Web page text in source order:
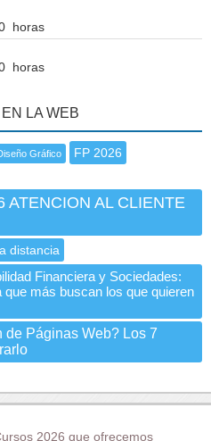
horas
horas
LA WEB
Gráfico FP 2026
ATENCION AL CLIENTE
distancia
Financiera y Sociedades:
más buscan los que quieren
Páginas Web? Los 7
2026 que ofrecemos